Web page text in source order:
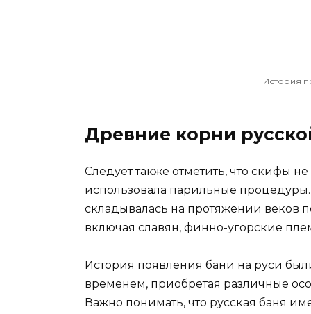
История
Древние корни
Следует также отметить, что скифы
использовала парильные процедуры.
складывалась на протяжении веков
включая славян, финно-угорские
История появления бани на руси
временем, приобретая различные
Важно понимать, что русская баня